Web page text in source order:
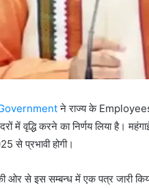
ने राज्य के Employees
में वृद्धि करने का निर्णय लिया है।
से प्रभावी होगी।
से इस सम्बन्ध में एक पत्र जारी